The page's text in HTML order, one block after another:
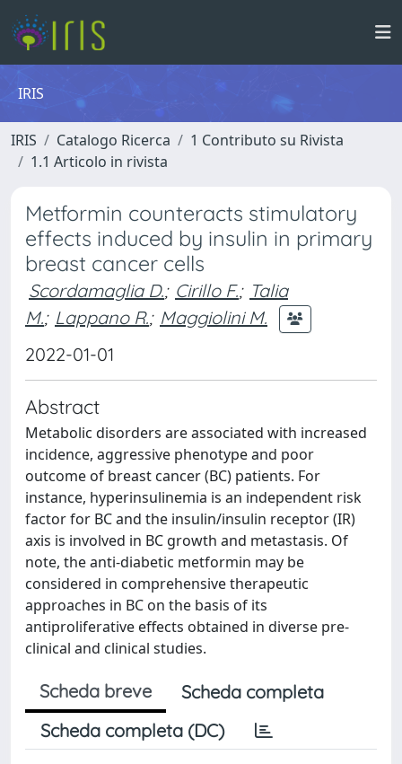
IRIS
IRIS Catalogo Ricerca
1 Contributo su Rivista
1.1 Articolo in rivista
Metformin counteracts stimulatory
effects induced by insulin in primary
breast cancer cells
Scordamaglia D.; Cirillo F.; Talia
M.; Lappano R.; Maggiolini M.
2022-01-01
Abstract
Metabolic disorders are associated with increased
incidence, aggressive phenotype and poor
outcome of breast cancer (BC) patients. For
instance, hyperinsulinemia is an independent risk
factor for BC and the insulin/insulin receptor (IR)
axis is involved in BC growth and metastasis. Of
note, the anti-diabetic metformin may be
considered in comprehensive therapeutic
approaches in BC on the basis of its
antiproliferative effects obtained in diverse pre-
clinical and clinical studies.
Scheda breve
Scheda completa
Scheda completa (DC)